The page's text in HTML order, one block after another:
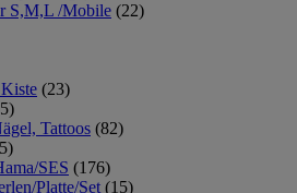
S,M,L /Mobile (22)
(23)
Tattoos (82)
SES (176)
Platte/Set (15)